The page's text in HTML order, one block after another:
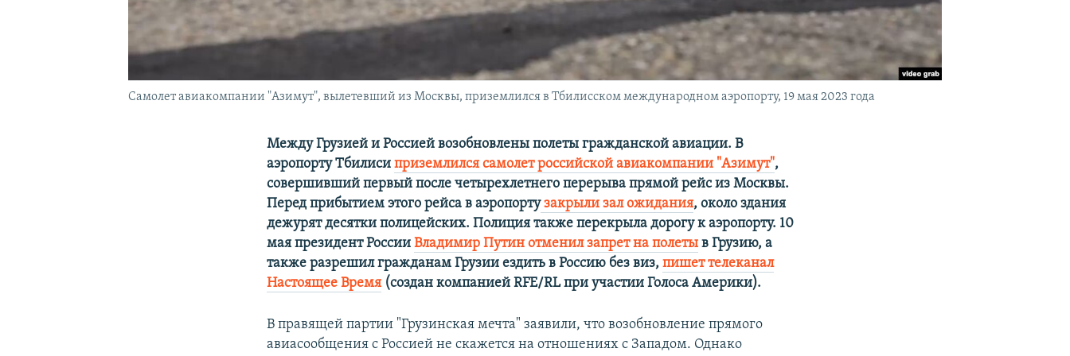
Самолет авиакомпании "Азимут", вылетевший из Москвы, приземлился в Тбилисском международном аэропорту, 19 мая 2023 года
Между Грузией и Россией возобновлены полеты гражданской авиации. В
аэропорту Тбилисиприземлился самолет российской авиакомпании "Азимут",
совершивший первый после четырехлетнего перерыва прямой рейс из Москвы.
Перед прибытием этого рейса в аэропорту закрыли зал ожидания, около здания
дежурят десятки полицейских. Полиция также перекрыла дорогу к аэропорту. 10
мая президент РоссииВладимир Путин отменил запрет на полеты в Грузию, а
также разрешил гражданам Грузии ездить в Россию без виз,пишет телеканал
Настоящее Время (создан компанией RFE/RL при участии Голоса Америки).
В правящей партии "Грузинская мечта" заявили, что возобновление прямого
авиасообщения с Россией не скажется на отношениях с Западом. Однако